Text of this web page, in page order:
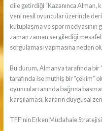
dile getirdiği “Kazanınca Alman,
yeni nesil oyuncular üzerinde
kutuplaşma ve spor
zaman zaman sergilediği
sorgulaması yapmasına neden
Bu durum, Almanya tarafında
tarafında ise müthiş bir “çekim”
oyuncuları anında bağrına
karşılaması, kararın duygusal
TFF’nin Erken Müdahale Stratejisi